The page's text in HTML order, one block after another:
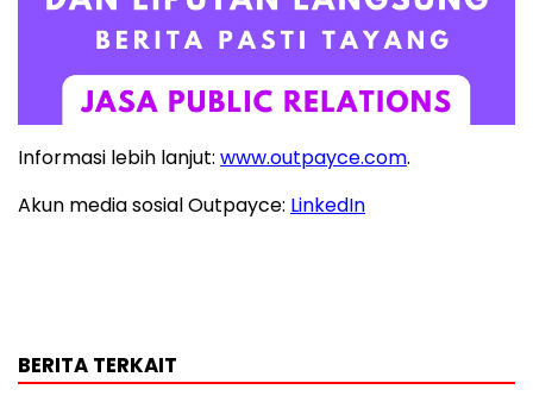
Informasi lebih lanjut: www.outpayce.com.
Akun media sosial Outpayce: LinkedIn
BERITA TERKAIT